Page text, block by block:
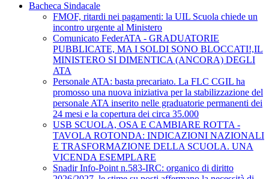
Bacheca Sindacale
FMOF, ritardi nei pagamenti: la UIL Scuola chiede un
incontro urgente al Ministero
Comunicato FederATA - GRADUATORIE
PUBBLICATE, MA I SOLDI SONO BLOCCATI!,IL
MINISTERO SI DIMENTICA (ANCORA) DEGLI
ATA
Personale ATA: basta precariato. La FLC CGIL ha
promosso una nuova iniziativa per la stabilizzazione del
personale ATA inserito nelle graduatorie permanenti dei
24 mesi e la copertura dei circa 35.000
USB SCUOLA, OSA E CAMBIARE ROTTA -
TAVOLA ROTONDA: INDICAZIONI NAZIONALI
E TRASFORMAZIONE DELLA SCUOLA. UNA
VICENDA ESEMPLARE
Snadir Info-Point n.583-IRC: organico di diritto